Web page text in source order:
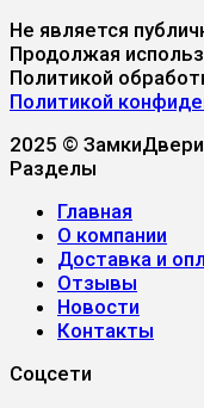
Не является
Продолжая
Политикой
Политикой
2025 ©
Разделы
Главная
О компании
Доставка и
Отзывы
Новости
Контакты
Соцсети